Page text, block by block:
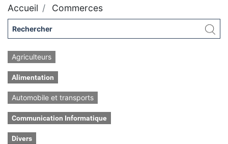
Accueil Commerces
Agriculteurs
Alimentation
Automobile et transports
Communication Informatique
Divers